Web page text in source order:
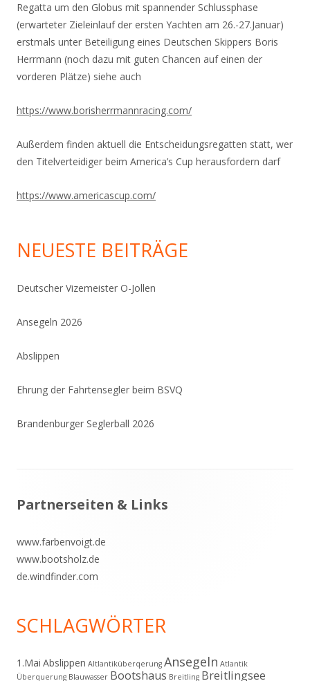
Regatta um den Globus mit spannender Schlussphase
(erwarteter Zieleinlauf der ersten Yachten am 26.-27.Januar)
erstmals unter Beteiligung eines Deutschen Skippers Boris
Herrmann (noch dazu mit guten Chancen auf einen der
vorderen Plätze) siehe auch
https://www.borisherrmannracing.com/
Außerdem finden aktuell die Entscheidungsregatten statt, wer
den Titelverteidiger beim America’s Cup herausfordern darf
https://www.americascup.com/
NEUESTE BEITRÄGE
Deutscher Vizemeister O-Jollen
Ansegeln 2026
Abslippen
Ehrung der Fahrtensegler beim BSVQ
Brandenburger Seglerball 2026
Inhalt
Partnerseiten & Links
www.farbenvoigt.de
www.bootsholz.de
de.windfinder.com
SCHLAGWÖRTER
1.Mai Abslippen Altlantiküberqerung Ansegeln Atlantik
Überquerung Blauwasser Bootshaus Breitling Breitlingsee